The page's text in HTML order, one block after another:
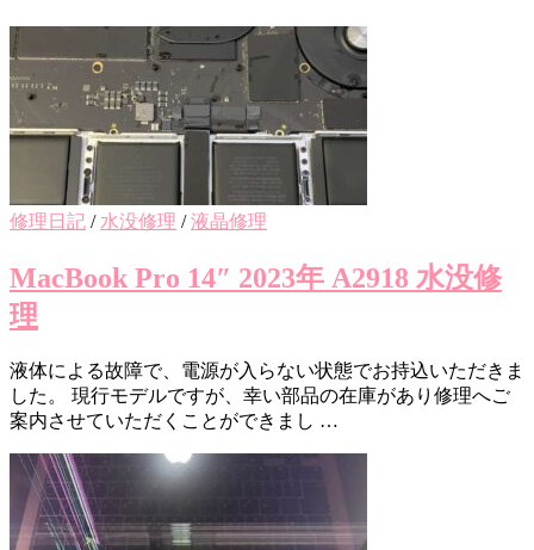
修理日記 / 水没修理 /液晶修理
MacBook Pro 14″ 2023年 A2918 水没修
理
液体による故障で、電源が入らない状態でお持込いただきま
した。 現行モデルですが、幸い部品の在庫があり修理へご
案内させていただくことができまし …